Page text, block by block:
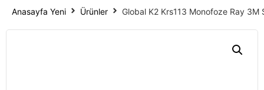
Anasayfa Yeni Ürünler Global K2 Krs113 Monofoze Ray 3M